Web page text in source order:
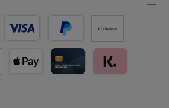
oder Debitkarte über PayPal
Später Bezahlen über PayPal
Vorkasse